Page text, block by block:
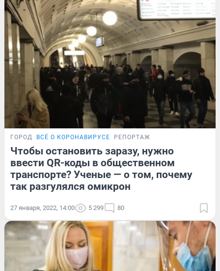
ГОРОД ВСЁ О КОРОНАВИРУСЕ РЕПОРТАЖ
Чтобы остановить заразу, нужно
ввести QR-коды в общественном
транспорте? Ученые — о том, почему
так разгулялся омикрон
27 января, 2022, 14:00 5 299 80